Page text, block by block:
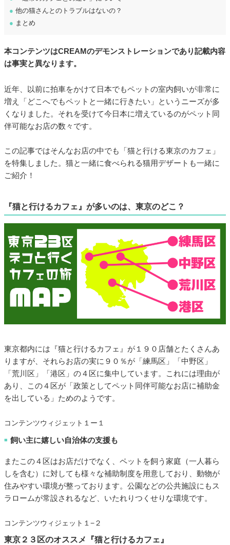
● 他の猫さんとのトラブルはないの？
● まとめ
本コンテンツはCREAMのデモンストレーションであり記載内容
は事実と異なります。
近年、以前に拍車をかけて日本でもペットの室内飼いが非常に
増え「どこへでもペットと一緒に行きたい」というニーズが多
くなりました。それを受けて今日本に増えているのがペット同
伴可能なお店の数々です。
この記事ではそんなお店の中でも「猫と行ける東京のカフェ」
を特集しました。猫と一緒に食べられる猫用デザートも一緒に
ご紹介！
『猫と行けるカフェ』が多いのは、東京のどこ？
東京都内には『猫と行けるカフェ』が１９０店舗とたくさんあ
りますが、それらお店の実に９０％が「練馬区」「中野区」
「荒川区」「港区」の４区に集中しています。これには理由が
あり、この４区が「政策としてペット同伴可能なお店に補助金
を出している」ためのようです。
コンテンツウィジェット１ー１
■ 飼い主に嬉しい自治体の支援も
またこの４区はお店だけでなく、ペットを飼う家庭（一人暮ら
しを含む）に対しても様々な補助制度を用意しており、動物が
住みやすい環境が整っております。公園などの公共施設にもス
ラロームが常設されるなど、いたれりつくせりな環境です。
コンテンツウィジェット１−２
東京２３区のオススメ『猫と行けるカフェ』